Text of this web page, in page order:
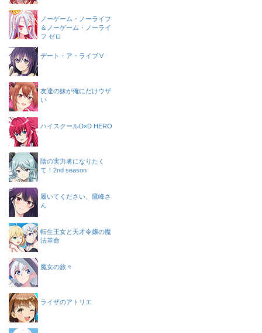
ノーゲーム・ノーライフ
＆ノーゲーム・ノーライ
フ ゼロ
デート・ア・ライブⅤ
友達の妹が俺にだけウザ
い
ハイスクールD×D HERO
陰の実力者になりたく
て！2nd season
履いてください、鷹峰さ
ん
転生王女と天才令嬢の魔
法革命
魔女の旅々
ライザのアトリエ